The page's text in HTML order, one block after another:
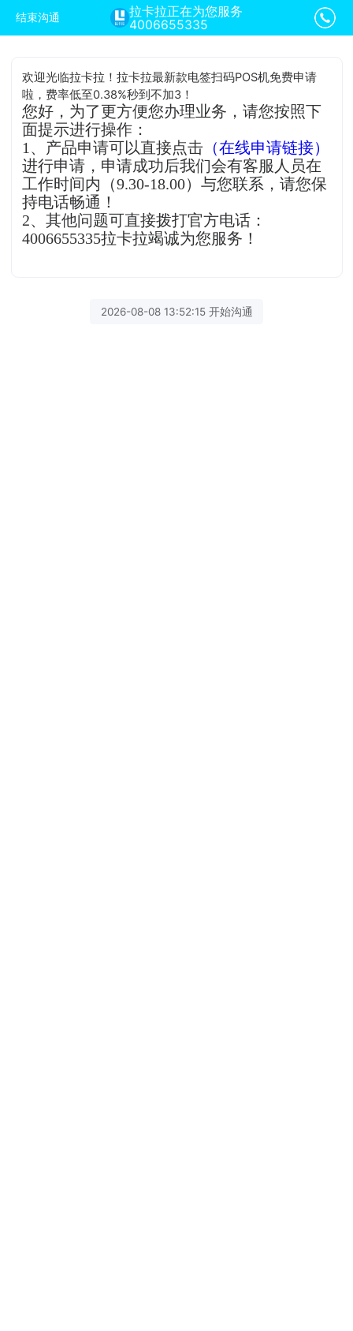
结束沟通
拉卡拉正在为您服务
4006655335
欢迎光临拉卡拉！拉卡拉最新款电签扫码POS机免费申请
啦，费率低至0.38%秒到不加3！
您好，为了更方便您办理业务，请您按照下
面提示进行操作：
1、产品申请可以直接点击 （在线申请链接）
进行申请，申请成功后我们会有客服人员在
工作时间内（9.30-18.00）与您联系，请您保
持电话畅通！
2、其他问题可直接拨打官方电话：
4006655335拉卡拉竭诚为您服务！
2026-08-08 13:52:15 开始沟通